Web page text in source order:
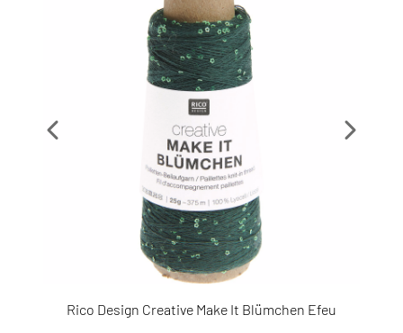
Rico Design Creative Make It Blümchen Efeu